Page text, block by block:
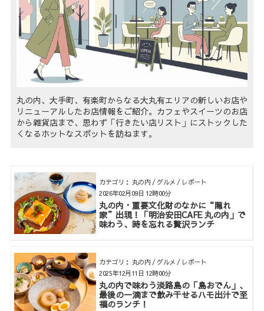
丸の内、大手町、有楽町からなる大丸有エリアの新しいお店や
リニューアルしたお店情報をご紹介。カフェやスイーツのお店
から雑貨店まで、思わず「行きたい店リスト」にストックした
くなるホットなスポットを訪ねます。
カテゴリ： 丸の内 / グルメ / レポート
丸の内・重要文化財のなかに“隠れ
家”出現！「明治安田CAFE 丸の内」で
味わう、時を忘れる贅沢ランチ
2026年02月09日 12時00分
カテゴリ： 丸の内 / グルメ / レポート
丸の内で味わう淡路島の「島おでん」、
最後の一滴まで飲み干せるハモ出汁で至
福のランチ！
2025年12月11日 12時00分